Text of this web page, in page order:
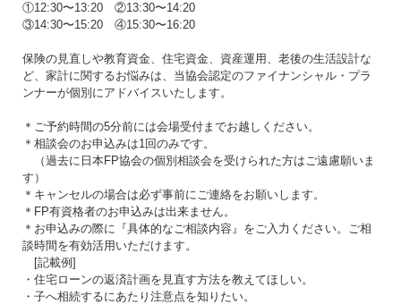
①12:30〜13:20 ②13:30〜14:20
③14:30〜15:20 ④15:30〜16:20
保険の見直しや教育資金、住宅資金、資産運用、老後の生活設計な
ど、家計に関するお悩みは、当協会認定のファイナンシャル・プラ
ンナーが個別にアドバイスいたします。
＊ご予約時間の5分前には会場受付までお越しください。
＊相談会のお申込みは1回のみです。
（過去に日本FP協会の個別相談会を受けられた方はご遠慮願いま
す）
＊キャンセルの場合は必ず事前にご連絡をお願いします。
＊FP有資格者のお申込みは出来ません。
＊お申込みの際に『具体的なご相談内容』をご入力ください。ご相
談時間を有効活用いただけます。
[記載例]
・住宅ローンの返済計画を見直す方法を教えてほしい。
・子へ相続するにあたり注意点を知りたい。